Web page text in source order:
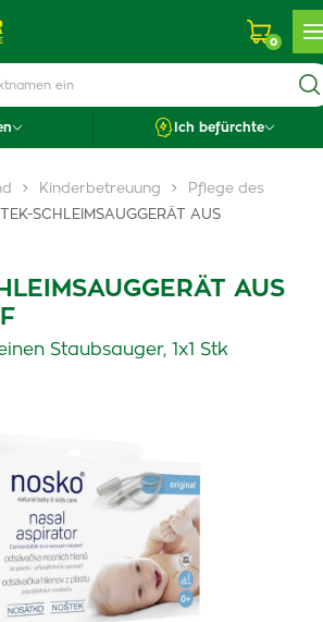
0
Ich befürchte
Kinderbetreuung
Pflege des
SCHLEIMSAUGGERÄT AUS
AUS
Staubsauger, 1x1 Stk